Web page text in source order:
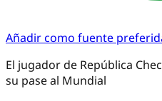
Añadir como fuente
El jugador de República
su pase al Mundial